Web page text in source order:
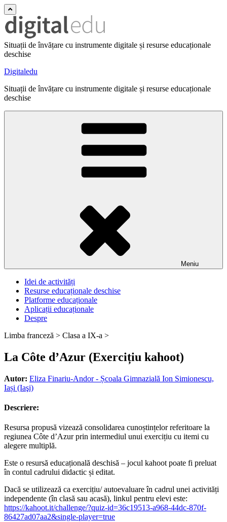
Situații de învățare cu instrumente digitale și resurse educaționale
deschise
Digitaledu
Situații de învățare cu instrumente digitale și resurse educaționale
deschise
Meniu
Idei de activități
Resurse educaționale deschise
Platforme educaționale
Aplicații educaționale
Despre
Limba franceză > Clasa a IX-a >
La Côte d’Azur (Exercițiu kahoot)
Autor: Eliza Finariu-Andor - Școala Gimnazială Ion Simionescu,
Iași (Iaşi)
Descriere:
Resursa propusă vizează consolidarea cunoștințelor referitoare la
regiunea Côte d’Azur prin intermediul unui exercițiu cu itemi cu
alegere multiplă.
Este o resursă educațională deschisă – jocul kahoot poate fi preluat
în contul cadrului didactic și editat.
Dacă se utilizează ca exercițiu/ autoevaluare în cadrul unei activități
independente (în clasă sau acasă), linkul pentru elevi este:
https://kahoot.it/challenge/?quiz-id=36c19513-a968-44dc-870f-
86427ad07aa2&single-player=true